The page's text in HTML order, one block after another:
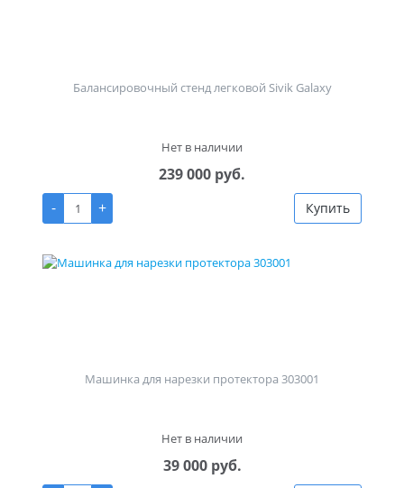
Балансировочный стенд легковой Sivik Galaxy
Нет в наличии
239 000 руб.
-
+ Купить
Машинка для нарезки протектора 303001
Нет в наличии
39 000 руб.